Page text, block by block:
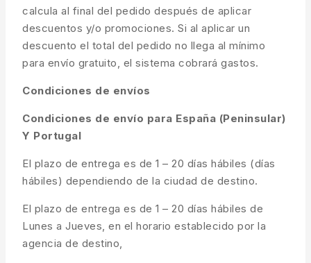
calcula al final del pedido después de aplicar
descuentos y/o promociones. Si al aplicar un
descuento el total del pedido no llega al mínimo
para envío gratuito, el sistema cobrará gastos.
Condiciones de envíos
Condiciones de envío para España (Peninsular)
Y Portugal
El plazo de entrega es de 1 – 20 días hábiles (días
hábiles) dependiendo de la ciudad de destino.
El plazo de entrega es de 1 – 20 días hábiles de
Lunes a Jueves, en el horario establecido por la
agencia de destino,